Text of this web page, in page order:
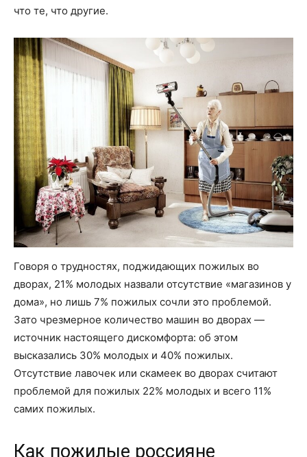
что те, что другие.
Говоря о трудностях, поджидающих пожилых во
дворах, 21% молодых назвали отсутствие «магазинов у
дома», но лишь 7% пожилых сочли это проблемой.
Зато чрезмерное количество машин во дворах —
источник настоящего дискомфорта: об этом
высказались 30% молодых и 40% пожилых.
Отсутствие лавочек или скамеек во дворах считают
проблемой для пожилых 22% молодых и всего 11%
самих пожилых.
Как пожилые россияне